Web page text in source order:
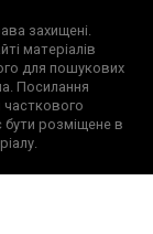
захищені.
матеріалів
для пошукових
Посилання
часткового
бути розміщене в